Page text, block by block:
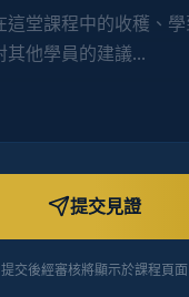
提交見證
提交後經審核將顯示於課程頁面